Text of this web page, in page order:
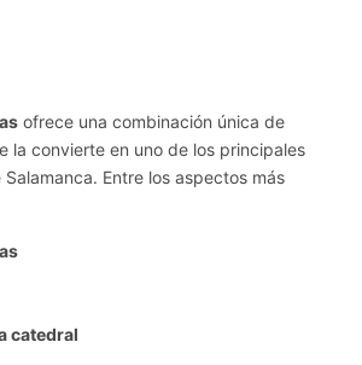
ofrece una combinación única de
la convierte en uno de los principales
Entre los aspectos más
catedral